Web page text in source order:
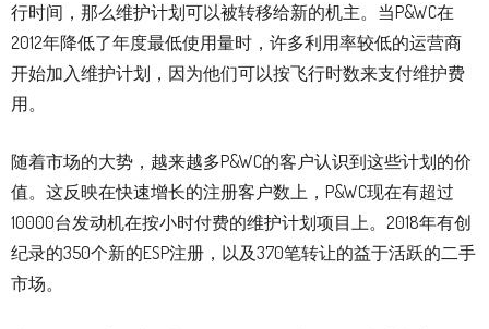
行时间，那么维护计划可以被转移给新的机主。当P&WC在
2012年降低了年度最低使用量时，许多利用率较低的运营商
开始加入维护计划，因为他们可以按飞行时数来支付维护费
用。
随着市场的大势，越来越多P&WC的客户认识到这些计划的价
值。这反映在快速增长的注册客户数上，P&WC现在有超过
10000台发动机在按小时付费的维护计划项目上。2018年有创
纪录的350个新的ESP注册，以及370笔转让的益于活跃的二手
市场。